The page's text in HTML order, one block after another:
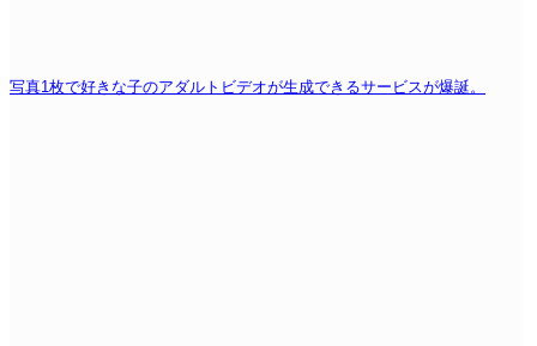
写真1枚で好きな子のアダルトビデオが生成できるサービスが爆誕。